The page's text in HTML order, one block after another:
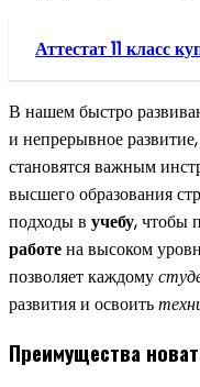
Аттестат 11 класс
В нашем быстро
и непрерывное
становятся важным
высшего образования
подходы в учебу, чтобы
работена высоком
позволяет каждому
развития и освоить
Преимущества